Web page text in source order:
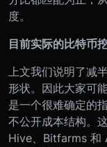
度。
目前实际的比特币
上文我们说明了减
形状。因此大家可
是一个很难确定的
不公开成本结构。
Hive、Bitfarms 和